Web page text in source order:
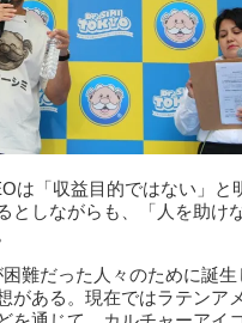
は「収益目的ではない」と
としながらも、「人を助け
難だった人々のために誕
がある。現在ではラテンア